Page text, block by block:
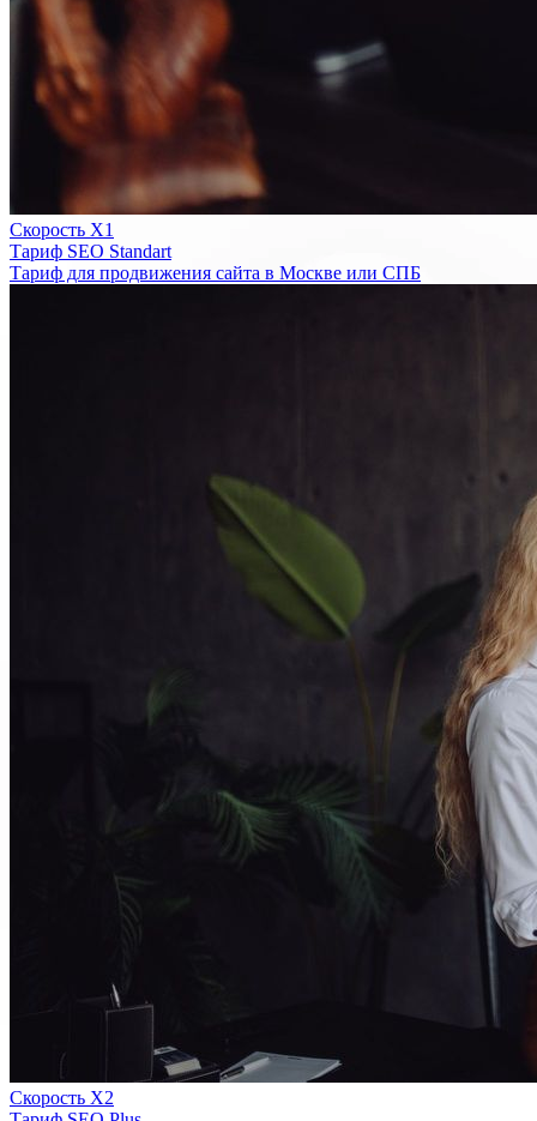
Скорость Х1
Тариф SEO Standart
Тариф для продвижения сайта в Москве или СПБ
Скорость Х2